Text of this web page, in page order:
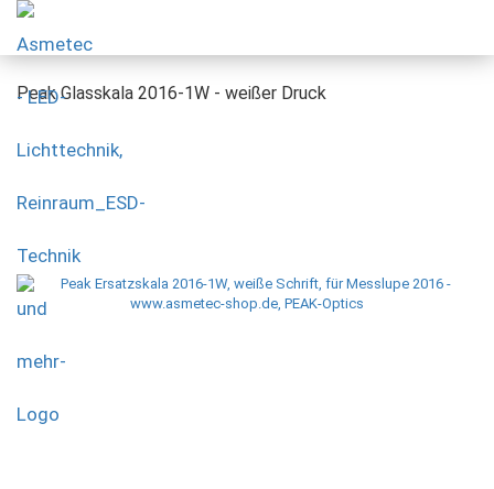
Peak Glasskala 2016-1W - weißer Druck